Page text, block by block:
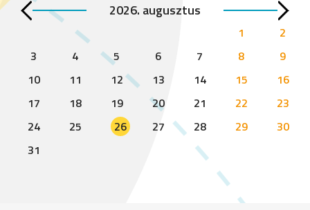
2026. augusztus
1
2
3
4 5 6 7 8
9
10
11 12 13 14 15
16
17
18 19 20 21 22
23
24
25 26 27 28 29
30
31